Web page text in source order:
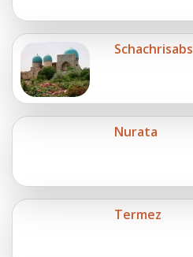
Schachrisabs
Nurata
Termez